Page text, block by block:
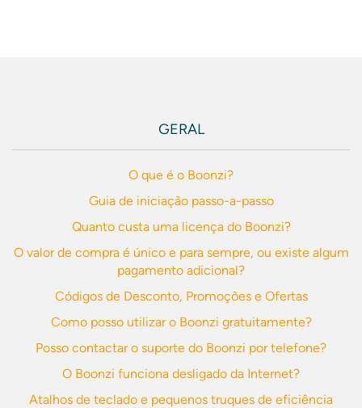
GERAL
O que é o Boonzi?
Guia de iniciação passo-a-passo
Quanto custa uma licença do Boonzi?
O valor de compra é único e para sempre, ou existe algum
pagamento adicional?
Códigos de Desconto, Promoções e Ofertas
Como posso utilizar o Boonzi gratuitamente?
Posso contactar o suporte do Boonzi por telefone?
O Boonzi funciona desligado da Internet?
Atalhos de teclado e pequenos truques de eficiência